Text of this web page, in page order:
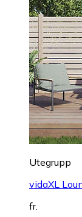
Utegrupp
vidaXL
fr.